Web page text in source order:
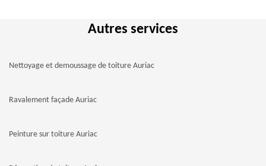
Autres services
Nettoyage et demoussage de toiture Auriac
Ravalement façade Auriac
Peinture sur toiture Auriac